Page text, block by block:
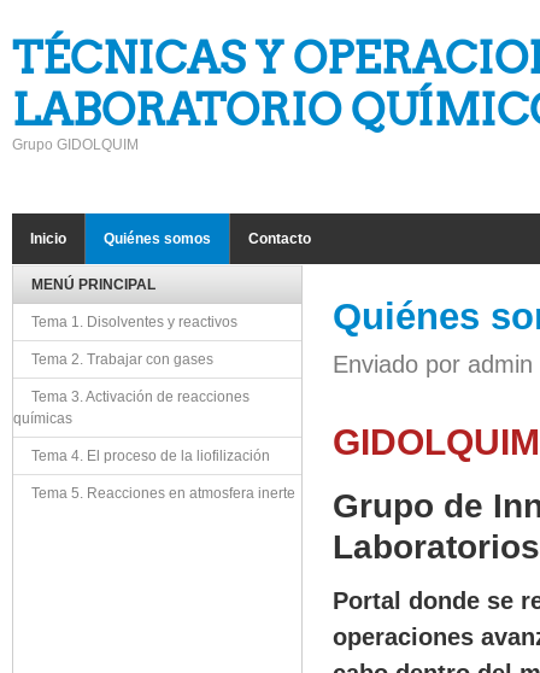
TÉCNICAS Y
LABORATORIO
Grupo GIDOLQUIM
Inicio
Quiénes somos Contacto
Quiénes
Enviado por admin
GIDOLQUIM
Grupo de
Laboratorios
Portal donde se
operaciones
MENÚ PRINCIPAL
Tema 1. Disolventes y reactivos
Tema 2. Trabajar con gases
Tema 3. Activación de reacciones
químicas
Tema 4. El proceso de la liofilización
Tema 5. Reacciones en atmosfera inerte